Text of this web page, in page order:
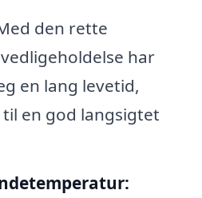
den rette
har
en lang levetid,
en god langsigtet